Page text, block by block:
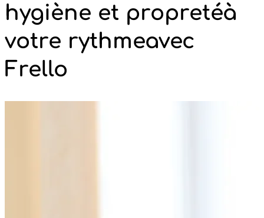
hygiène et propretéà
votre rythmeavec
Frello